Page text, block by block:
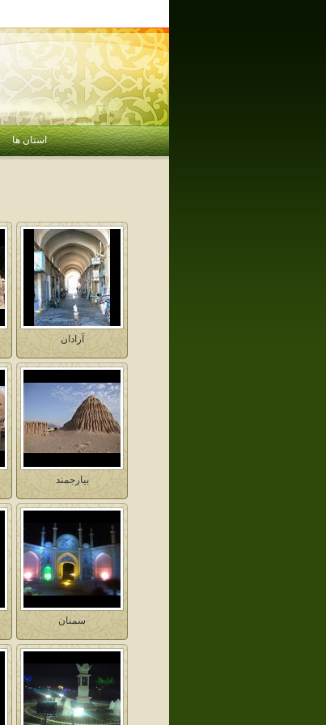
استان ها
آرادان
بيارجمند
سمنان